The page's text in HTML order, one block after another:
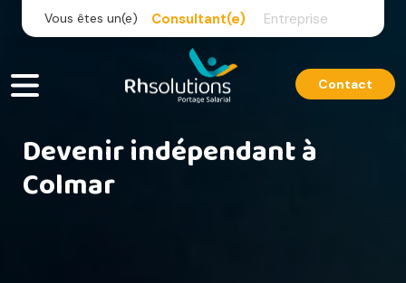
Vous êtes un(e) Consultant(e) Entreprise
Contact
Devenir indépendant à
Colmar